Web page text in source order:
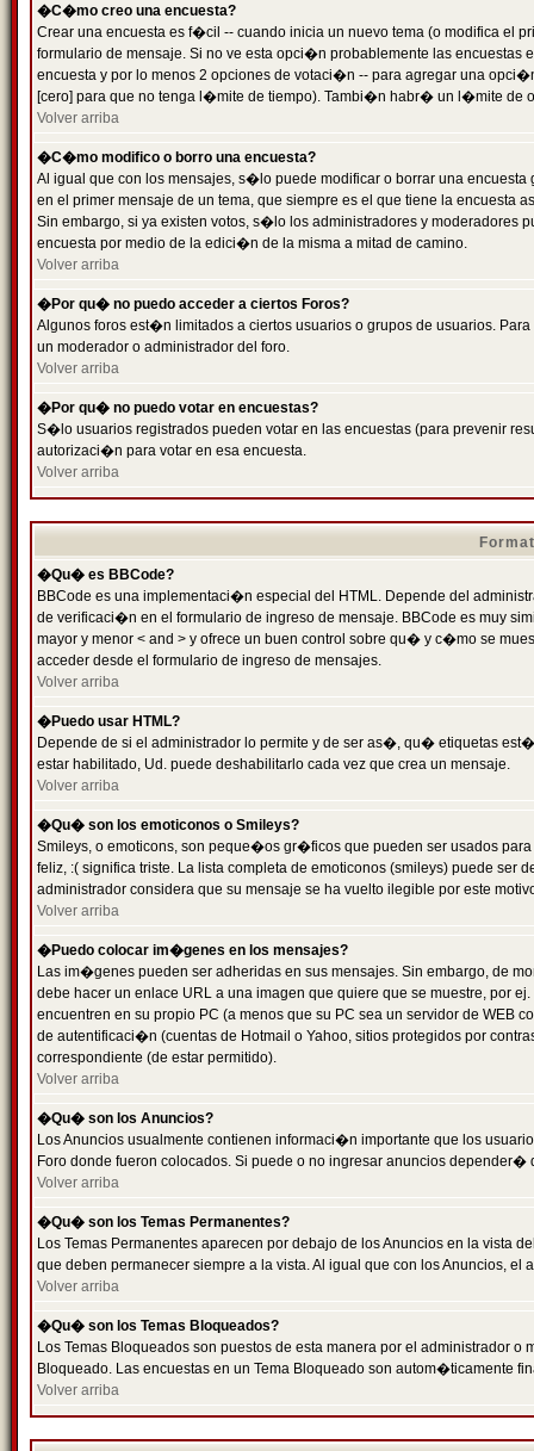
�C�mo creo una encuesta?
Crear una encuesta es f�cil -- cuando inicia un nuevo tema (o modifica el
formulario de mensaje. Si no ve esta opci�n probablemente las
encuesta y por lo menos 2 opciones de votaci�n -- para agregar una
[cero] para que no tenga l�mite de tiempo). Tambi�n habr� un l�mite de
Volver arriba
�C�mo modifico o borro una encuesta?
Al igual que con los mensajes, s�lo puede modificar o borrar una
en el primer mensaje de un tema, que siempre es el que tiene la encuesta
Sin embargo, si ya existen votos, s�lo los administradores y moderadores
encuesta por medio de la edici�n de la misma a mitad de camino.
Volver arriba
�Por qu� no puedo acceder a ciertos Foros?
Algunos foros est�n limitados a ciertos usuarios o grupos de usuarios.
un moderador o administrador del foro.
Volver arriba
�Por qu� no puedo votar en encuestas?
S�lo usuarios registrados pueden votar en las encuestas (para prevenir
autorizaci�n para votar en esa encuesta.
Volver arriba
�Qu� es BBCode?
BBCode es una implementaci�n especial del HTML. Depende del
de verificaci�n en el formulario de ingreso de mensaje. BBCode es muy
mayor y menor < and > y ofrece un buen control sobre qu� y c�mo se
acceder desde el formulario de ingreso de mensajes.
Volver arriba
�Puedo usar HTML?
Depende de si el administrador lo permite y de ser as�, qu� etiquetas
estar habilitado, Ud. puede deshabilitarlo cada vez que crea un mensaje.
Volver arriba
�Qu� son los emoticonos o Smileys?
Smileys, o emoticons, son peque�os gr�ficos que pueden ser usados
feliz, :( significa triste. La lista completa de emoticonos (smileys) puede
administrador considera que su mensaje se ha vuelto ilegible por este
Volver arriba
�Puedo colocar im�genes en los mensajes?
Las im�genes pueden ser adheridas en sus mensajes. Sin embargo, de
debe hacer un enlace URL a una imagen que quiere que se muestre, por
encuentren en su propio PC (a menos que su PC sea un servidor de
de autentificaci�n (cuentas de Hotmail o Yahoo, sitios protegidos por
correspondiente (de estar permitido).
Volver arriba
�Qu� son los Anuncios?
Los Anuncios usualmente contienen informaci�n importante que los
Foro donde fueron colocados. Si puede o no ingresar anuncios
Volver arriba
�Qu� son los Temas Permanentes?
Los Temas Permanentes aparecen por debajo de los Anuncios en la
que deben permanecer siempre a la vista. Al igual que con los Anuncios,
Volver arriba
�Qu� son los Temas Bloqueados?
Los Temas Bloqueados son puestos de esta manera por el administrador
Bloqueado. Las encuestas en un Tema Bloqueado son autom�ticamente
Volver arriba